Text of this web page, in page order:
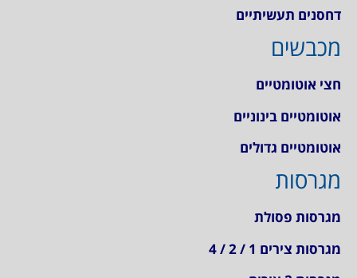
דחסנים תעשיתיים
מכבשים
חצי אוטומטיים
אוטומטיים בינוניים
אוטומטיים גדולים
מגרסות
מגרסות פסולת
מגרסות צירים 1 / 2 / 4